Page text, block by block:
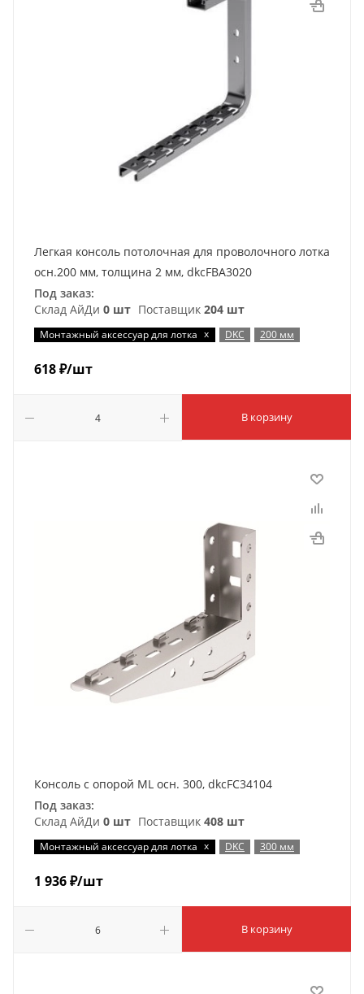
Легкая консоль потолочная для проволочного лотка
осн.200 мм, толщина 2 мм, dkcFBA3020
Под заказ:
Склад АйДи 0 шт Поставщик 204 шт
Монтажный аксессуар для лотка x DKC 200 мм
618₽/шт
В корзину
Консоль с опорой ML осн. 300, dkcFC34104
Под заказ:
Склад АйДи 0 шт Поставщик 408 шт
Монтажный аксессуар для лотка x DKC 300 мм
1 936₽/шт
В корзину